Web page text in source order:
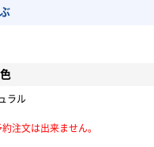
ラル
注文は出来ません。